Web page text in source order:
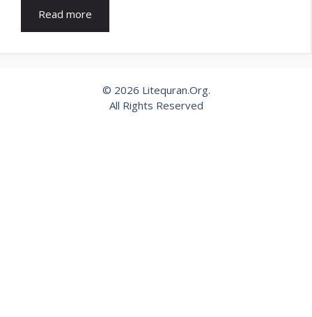
Read more
© 2026 Litequran.Org.
All Rights Reserved